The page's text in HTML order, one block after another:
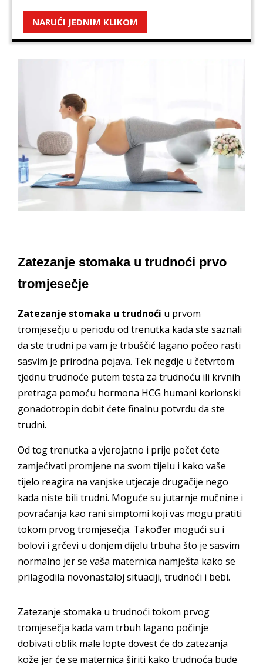
NARUĆI JEDNIM KLIKOM
Zatezanje stomaka u trudnoći prvo
tromjesečje
Zatezanje stomaka u trudnoći u prvom
tromjesečju u periodu od trenutka kada ste saznali
da ste trudni pa vam je trbuščić lagano počeo rasti
sasvim je prirodna pojava. Tek negdje u četvrtom
tjednu trudnoće putem testa za trudnoću ili krvnih
pretraga pomoću hormona HCG humani korionski
gonadotropin dobit ćete finalnu potvrdu da ste
trudni.
Od tog trenutka a vjerojatno i prije počet ćete
zamjećivati promjene na svom tijelu i kako vaše
tijelo reagira na vanjske utjecaje drugačije nego
kada niste bili trudni. Moguće su jutarnje mučnine i
povraćanja kao rani simptomi koji vas mogu pratiti
tokom prvog tromjesečja. Također mogući su i
bolovi i grčevi u donjem dijelu trbuha što je sasvim
normalno jer se vaša maternica namješta kako se
prilagodila novonastaloj situaciji, trudnoći i bebi.
Zatezanje stomaka u trudnoći tokom prvog
tromjesečja kada vam trbuh lagano počinje
dobivati oblik male lopte dovest će do zatezanja
kože jer će se maternica širiti kako trudnoća bude